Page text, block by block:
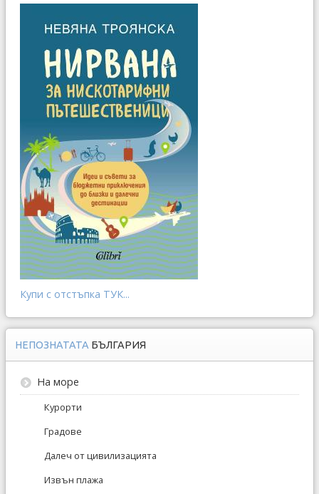
Купи с отстъпка ТУК...
НЕПОЗНАТАТА БЪЛГАРИЯ
На море
Курорти
Градове
Далеч от цивилизацията
Извън плажа